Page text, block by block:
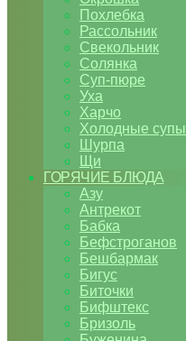
Похлебка
Рассольник
Свекольник
Солянка
Суп-пюре
Уха
Харчо
Холодные супы
Шурпа
Щи
ГОРЯЧИЕ БЛЮДА
Азу
Антрекот
Бабка
Бефстроганов
Бешбармак
Бигус
Биточки
Бифштекс
Бризоль